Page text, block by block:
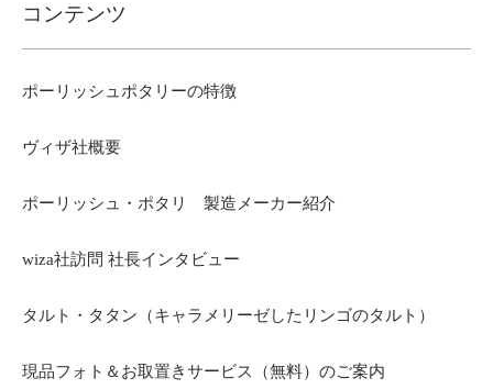
コンテンツ
ポーリッシュポタリーの特徴
ヴィザ社概要
ポーリッシュ・ポタリ 製造メーカー紹介
wiza社訪問 社長インタビュー
タルト・タタン（キャラメリーゼしたリンゴのタルト）
現品フォト＆お取置きサービス（無料）のご案内